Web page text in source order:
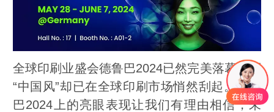
全球印刷业盛会德鲁巴2024已然完美落幕，而
“中国风”却已在全球印刷市场悄然刮起。德鲁
巴2024上的亮眼表现让我们有理由相信，未